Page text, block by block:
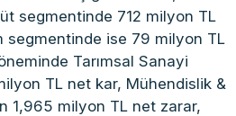
segmentinde 712 milyon TL
segmentinde ise 79 milyon TL
Tarımsal Sanayi
TL net kar, Mühendislik &
1,965 milyon TL net zarar,